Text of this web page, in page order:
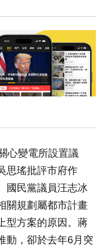
心變電所設置議
思瑤批評市府作
國民黨議員汪志冰
關規劃屬都市計畫
型方案的原因。蔣
動，卻於去年6月突